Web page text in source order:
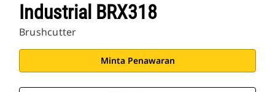
Industrial BRX318
Brushcutter
Minta Penawaran